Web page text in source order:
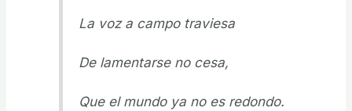
La voz a campo traviesa
De lamentarse no cesa,
Que el mundo ya no es redondo.